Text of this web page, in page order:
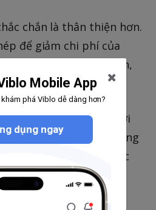
chắn là thân thiện hơn.
để giảm chi phí của
hơn, phát triển dễ hơn,
gây ấn tượng với người
giúp gia tăng sự tương
single-page sẽ có được
Mobile App
phá Viblo dễ dàng hơn?
dụng ngay